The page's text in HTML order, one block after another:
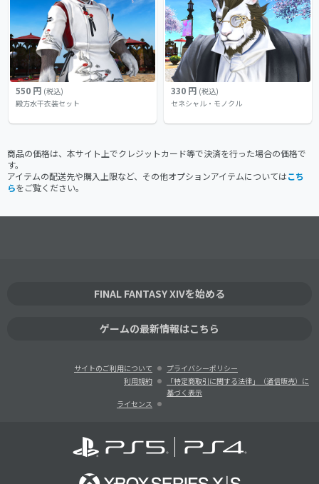
550 円 (税込)
殿方水干衣装セット
330 円 (税込)
セネシャル・モノクル
商品の価格は、本サイト上でクレジットカード等で決済を行った場合の価格で
す。
アイテムの配送先や購入上限など、その他オプションアイテムについてはこち
らをご覧ください。
FINAL FANTASY XIVを始める
ゲームの最新情報はこちら
サイトのご利用について
プライバシーポリシー
利用規約
「特定商取引に関する法律」（通信販売）に
基づく表示
ライセンス